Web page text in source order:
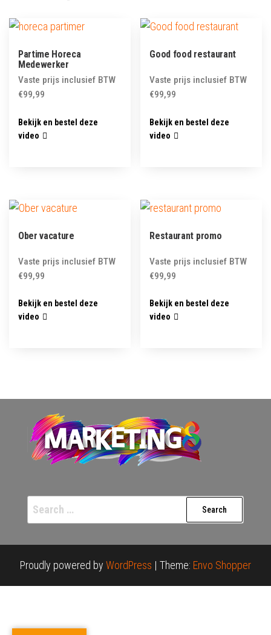
Partime Horeca
Medewerker
Vaste prijs inclusief BTW
€99,99
Bekijk en bestel deze
video
Good food restaurant
Vaste prijs inclusief BTW
€99,99
Bekijk en bestel deze
video
Ober vacature
Vaste prijs inclusief BTW
€99,99
Bekijk en bestel deze
video
Restaurant promo
Vaste prijs inclusief BTW
€99,99
Bekijk en bestel deze
video
Search
for:
Proudly powered by WordPress | Theme: Envo Shopper